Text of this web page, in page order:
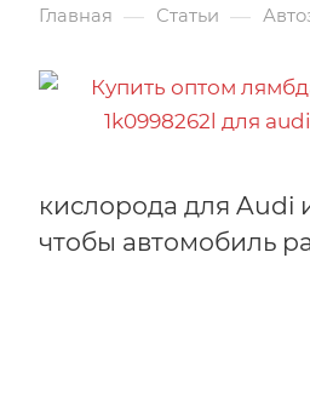
Главная — Статьи —
кислорода для Audi
чтобы автомобиль